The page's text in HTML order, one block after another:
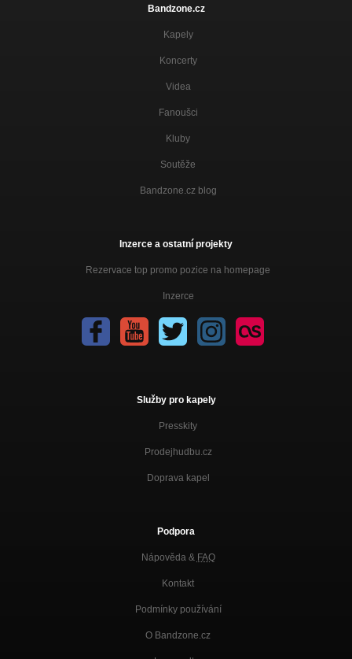
Bandzone.cz
Kapely
Koncerty
Videa
Fanoušci
Kluby
Soutěže
Bandzone.cz blog
Inzerce a ostatní projekty
Rezervace top promo pozice na homepage
Inzerce
Služby pro kapely
Presskity
Prodejhudbu.cz
Doprava kapel
Podpora
Nápověda & FAQ
Kontakt
Podmínky používání
O Bandzone.cz